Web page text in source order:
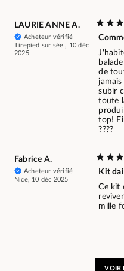
LAURIE ANNE A.
Acheteur vérifié
Tirepied sur sée , 10 déc
2025
de
jamais
subir
toute
top!
????
Fabrice A.
Acheteur vérifié
Nice, 10 déc 2025
Kit
Ce kit
mille
VOIR